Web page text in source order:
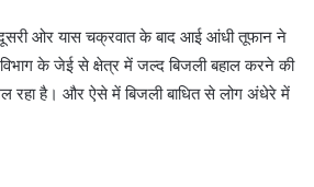
दूसरी ओर यास चक्रवात के बाद आई आंधी तूफान ने
विभाग के जेई से क्षेत्र में जल्द बिजली बहाल करने की
रहा है। और ऐसे में बिजली बाधित से लोग अंधेरे में